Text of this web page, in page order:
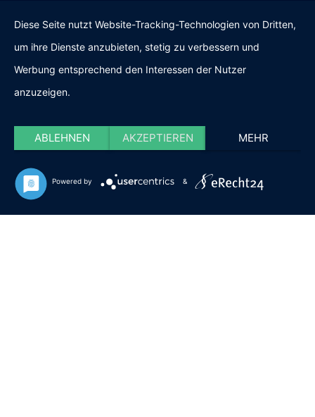
Diese Seite nutzt Website-Tracking-Technologien von Dritten,
um ihre Dienste anzubieten, stetig zu verbessern und
Werbung entsprechend den Interessen der Nutzer
anzuzeigen.
ABLEHNEN AKZEPTIEREN MEHR
Powered by &